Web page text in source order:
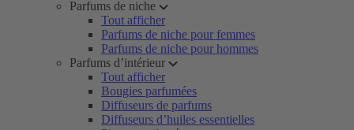
Parfums de niche
Tout afficher
Parfums de niche pour femmes
Parfums de niche pour hommes
Parfums d’intérieur
Tout afficher
Bougies parfumées
Diffuseurs de parfums
Diffuseurs d’huiles essentielles